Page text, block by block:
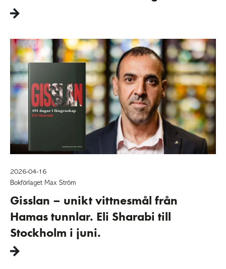
2026-04-16
Bokförlaget Max Ström
Gisslan – unikt vittnesmål från
Hamas tunnlar. Eli Sharabi till
Stockholm i juni.